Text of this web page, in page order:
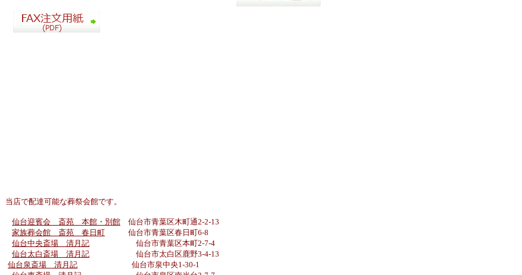
当店で配達可能な葬祭会館です。
仙台迎賓会 斎苑 本館・別館 仙台市青葉区木町通2-2-13
家族葬会館 斎苑 春日 町 仙台市青葉区春日町6-8
仙台中央斎場 清月記 仙台市青葉区本町2-7-4
仙台太白斎場 清月記 仙台市太白区鹿野3-4-13
仙台泉斎場 清月記 仙台市泉中央1-30-1